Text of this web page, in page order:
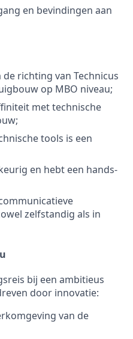
en bevindingen aan
richting van Technicus
op MBO niveau;
met technische
tools is een
en hebt een hands-
zelfstandig als in
bij een ambitieus
door innovatie:
van de